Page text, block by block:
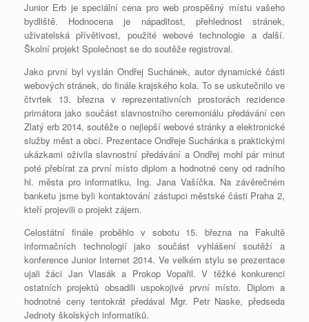
Junior Erb je speciální cena pro web prospěšný místu vašeho
bydliště. Hodnocena je nápaditost, přehlednost stránek,
uživatelská přívětivost, použité webové technologie a další.
Školní projekt Společnost se do soutěže registroval.
Jako první byl vyslán Ondřej Suchánek, autor dynamické části
webových stránek, do finále krajského kola. To se uskutečnilo ve
čtvrtek 13. března v reprezentativních prostorách rezidence
primátora jako součást slavnostního ceremoniálu předávání cen
Zlatý erb 2014, soutěže o nejlepší webové stránky a elektronické
služby měst a obcí. Prezentace Ondřeje Suchánka s praktickými
ukázkami oživila slavnostní předávání a Ondřej mohl pár minut
poté přebírat za první místo diplom a hodnotné ceny od radního
hl. města pro informatiku, Ing. Jana Vašíčka. Na závěrečném
banketu jsme byli kontaktování zástupci městské části Praha 2,
kteří projevili o projekt zájem.
Celostátní finále proběhlo v sobotu 15. března na Fakultě
informačních technologií jako součást vyhlášení soutěží a
konference Junior Internet 2014. Ve velkém stylu se prezentace
ujali žáci Jan Vlasák a Prokop Vopařil. V těžké konkurenci
ostatních projektů obsadili uspokojivé první místo. Diplom a
hodnotné ceny tentokrát předával Mgr. Petr Naske, předseda
Jednoty školských informatiků.